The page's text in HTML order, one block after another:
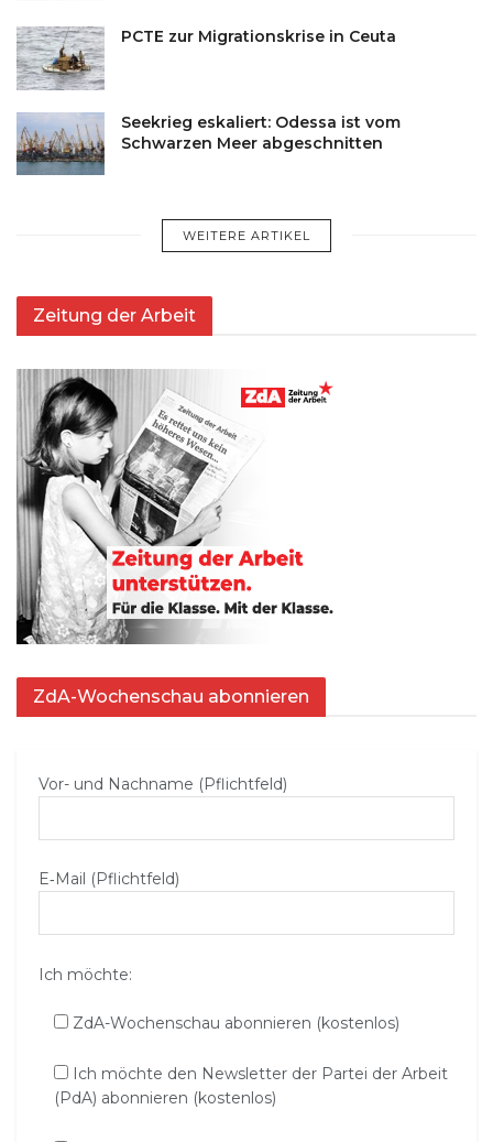
PCTE zur Migrationskrise in Ceuta
Seekrieg eskaliert: Odessa ist vom
Schwarzen Meer abgeschnitten
WEITERE ARTIKEL
Zeitung der Arbeit
ZdA-Wochenschau abonnieren
Vor- und Nachname (Pflichtfeld)
E‑Mail (Pflichtfeld)
Ich möchte:
ZdA-Wochenschau abonnieren (kostenlos)
Ich möchte den Newsletter der Partei der Arbeit
(PdA) abonnieren (kostenlos)